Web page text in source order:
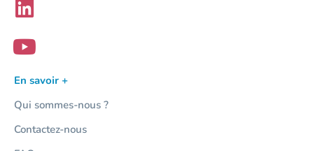
En savoir +
Qui sommes-nous ?
Contactez-nous